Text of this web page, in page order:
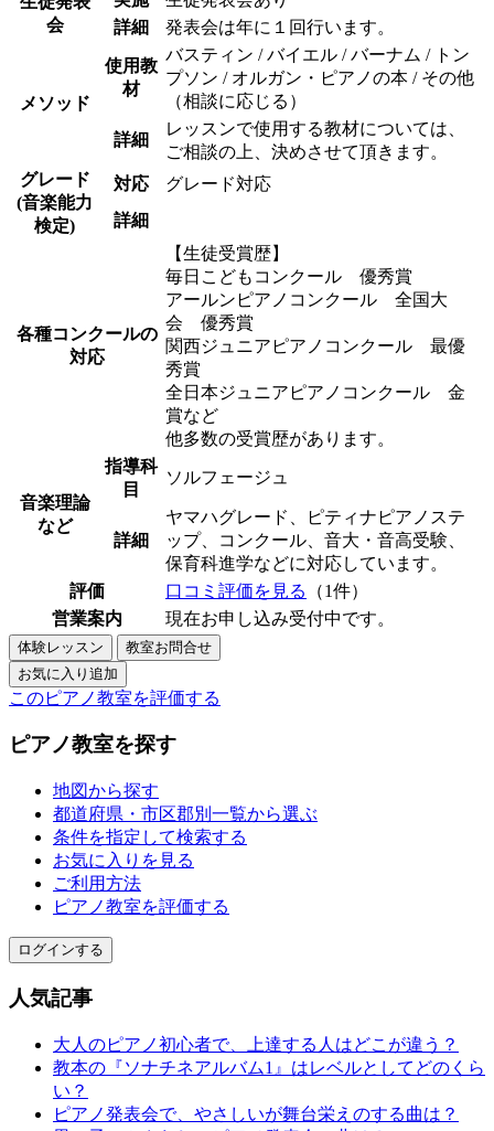
会
詳細
発表会は年に１回行います。
メソッド
使用教
材
バスティン / バイエル / バーナム / トン
プソン / オルガン・ピアノの本 / その他
（相談に応じる）
詳細
レッスンで使用する教材については、
ご相談の上、決めさせて頂きます。
グレード
(音楽能力
検定)
対応
グレード対応
詳細
各種コンクールの
対応
【生徒受賞歴】
毎日こどもコンクール 優秀賞
アールンピアノコンクール 全国大
会 優秀賞
関西ジュニアピアノコンクール 最優
秀賞
全日本ジュニアピアノコンクール 金
賞など
他多数の受賞歴があります。
音楽理論
など
指導科
目
ソルフェージュ
詳細
ヤマハグレード、ピティナピアノステ
ップ、コンクール、音大・音高受験、
保育科進学などに対応しています。
評価
口コミ評価を見る
（1件）
営業案内
現在お申し込み受付中です。
このピアノ教室を評価する
ピアノ教室を探す
地図から探す
都道府県・市区郡別一覧から選ぶ
条件を指定して検索する
お気に入りを見る
ご利用方法
ピアノ教室を評価する
ログインする
人気記事
大人のピアノ初心者で、上達する人はどこが違う？
教本の『ソナチネアルバム1』はレベルとしてどのくら
い？
ピアノ発表会で、やさしいが舞台栄えのする曲は？